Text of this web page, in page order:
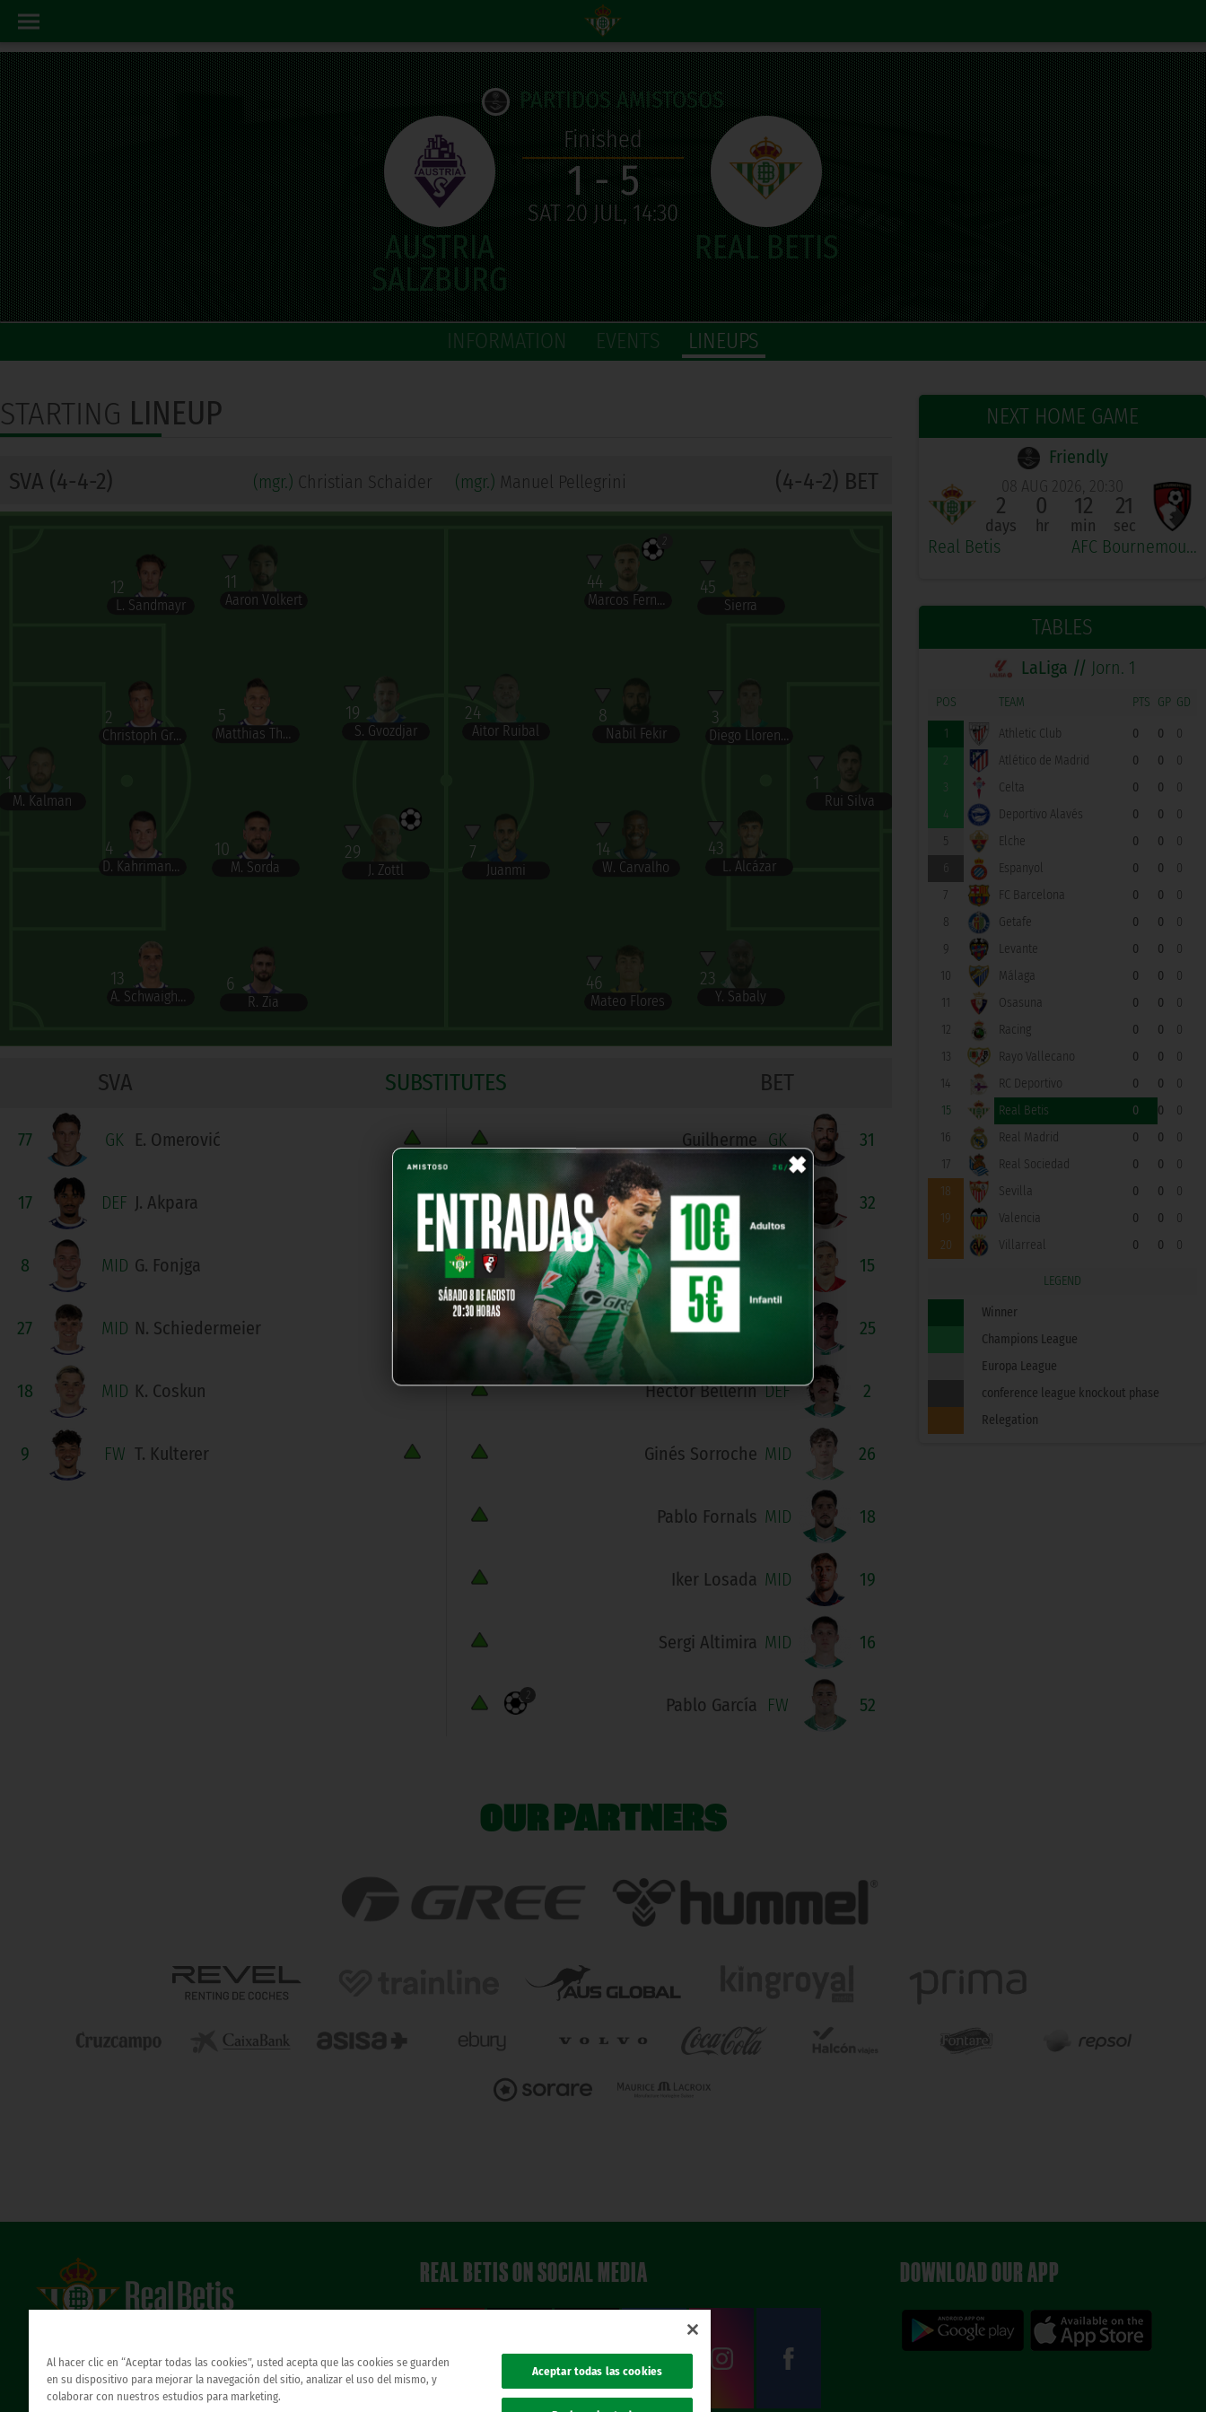
PARTIDOS AMISTOSOS
Finished
1 - 5
SAT 20 JUL, 14:30
INFORMATION EVENTS LINEUPS
×
NEXT HOME GAME
Friendly
Real Betis
08 AUG 2026, 20:30
2
days
0
hr
12
min
21
sec
AFC Bournemouth
TABLES
LaLiga // Jorn. 1
POS TEAM PTS GP GD
1 Athletic Club 0 0
0
2
Atlético de Madrid 0 0
0
3
Celta 0 0
0
4
Deportivo Alavés 0 0
0
5
Elche 0 0
0
Espanyol 0 0
0
7
FC Barcelona 0 0
0
8
Getafe 0 0
0
9
Levante 0 0
0
10
Málaga 0 0
0
11
Osasuna 0 0
0
12
Racing 0 0
0
13
Rayo Vallecano 0 0
0
14
RC Deportivo 0 0
0
15
Real Betis 0 0
0
16
Real Madrid 0 0
0
17
Real Sociedad 0 0
0
18
Sevilla 0 0
0
19
Valencia 0 0
0
20
Villarreal 0 0 0
LEGEND
Winner
Champions League
Europa League
conference league knockout phase
Relegation
STARTING LINEUP
SVA (4-4-2) (mgr.) Christian Schaider (mgr.) Manuel Pellegrini (4-4-2) BET
1
M. Kalman
2
Christoph Gruber
4
D. Kahrimanović
12
L. Sandmayr
13
A. Schwaighofer
5
Matthias Theiner
10
M. Sorda
11
Aaron Volkert
6
R. Zia
19
S. Gvozdjar
29
J. Zottl
1
Rui Silva
43
L. Alcázar
3
Diego Llorente
23
Y. Sabaly
45
Sierra
14
W. Carvalho
8
Nabil Fekir
46
Mateo Flores
44
2
Marcos Fernández
7
Juanmi
24
Aitor Ruibal
SVA SUBSTITUTES BET
77 GK E. Omerović
17 DEF J. Akpara
8 MID G. Fonjga
27 MID N. Schiedermeier
18 MID K. Coskun
9 FW T. Kulterer
31
GK
Guilherme
32
Nobel Mendy
15
R. Perraud
25
Álex Vergaz
2
DEF
Héctor Bellerín
26
MID
Ginés Sorroche
18
MID
Pablo Fornals
19
MID
Iker Losada
16
MID
Sergi Altimira
52
FW
Pablo García
2
OUR PARTNERS
Atención al Bético
REAL BETIS ON SOCIAL MEDIA DOWNLOAD OUR APP
Al hacer clic en “Aceptar todas las cookies”, usted acepta que las cookies se guarden
en su dispositivo para mejorar la navegación del sitio, analizar el uso del mismo, y
colaborar con nuestros estudios para marketing.
Aceptar todas las cookies